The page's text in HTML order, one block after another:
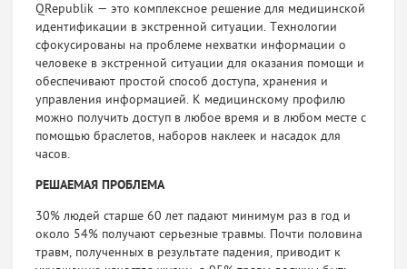
QRepublik — это комплексное решение для меди­цинской
идентификации в экстренной ситуации. Технологии
сфокусированы на проблеме нехватки информации о
человеке в экстренной ситуации для оказания помощи и
обеспечивают простой способ доступа, хранения и
управления информацией. К ме­дицинскому профилю
можно получить доступ в лю­бое время и в любом месте с
помощью браслетов, наборов наклеек и насадок для
часов.
РЕШАЕМАЯ ПРОБЛЕМА
30% людей старше 60 лет падают минимум раз в год и
около 54% получают серьезные травмы. Почти половина
травм, получен­ных в результате падения, приводит к